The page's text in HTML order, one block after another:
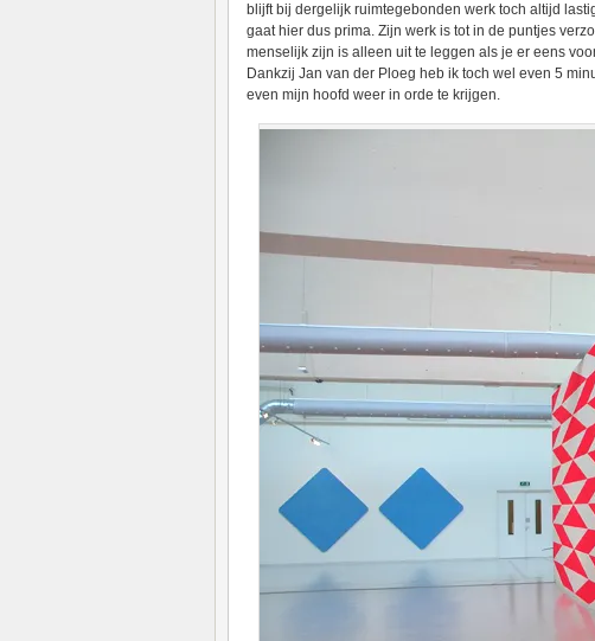
blijft bij dergelijk ruimtegebonden werk toch altijd
gaat hier dus prima. Zijn werk is tot in de puntjes
menselijk zijn is alleen uit te leggen als je er eens
Dankzij Jan van der Ploeg heb ik toch wel even 5
even mijn hoofd weer in orde te krijgen.